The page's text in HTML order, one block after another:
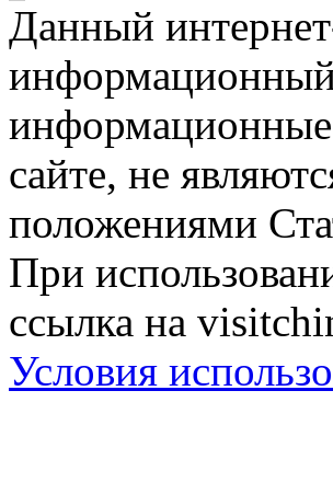
Данный
информационный
сайте, не
положениями
При
ссылка на
Условия